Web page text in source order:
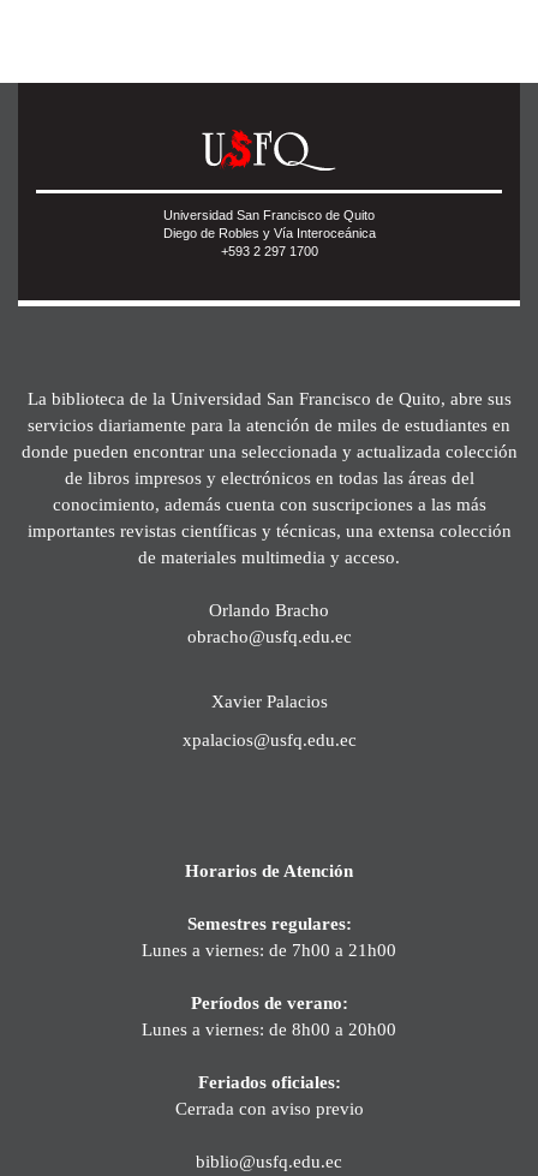
Universidad San Francisco de Quito
Diego de Robles y Vía Interoceánica
+593 2 297 1700
La biblioteca de la Universidad San Francisco de Quito, abre sus
servicios diariamente para la atención de miles de estudiantes en
donde pueden encontrar una seleccionada y actualizada colección
de libros impresos y electrónicos en todas las áreas del
conocimiento, además cuenta con suscripciones a las más
importantes revistas científicas y técnicas, una extensa colección
de materiales multimedia y acceso.
Orlando Bracho
obracho@usfq.edu.ec
Xavier Palacios
xpalacios@usfq.edu.ec
Horarios de Atención
Semestres regulares:
Lunes a viernes: de 7h00 a 21h00
Períodos de verano:
Lunes a viernes: de 8h00 a 20h00
Feriados oficiales:
Cerrada con aviso previo
biblio@usfq.edu.ec